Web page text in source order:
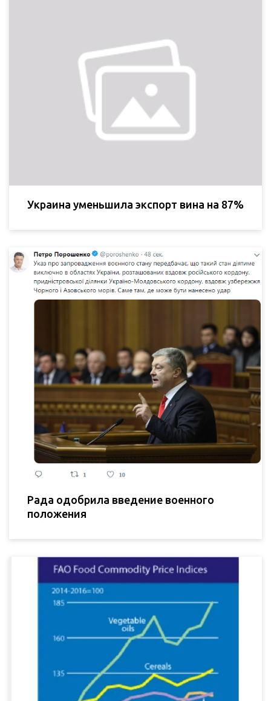
Украина уменьшила экспорт вина на 87%
Рада одобрила введение военного
положения